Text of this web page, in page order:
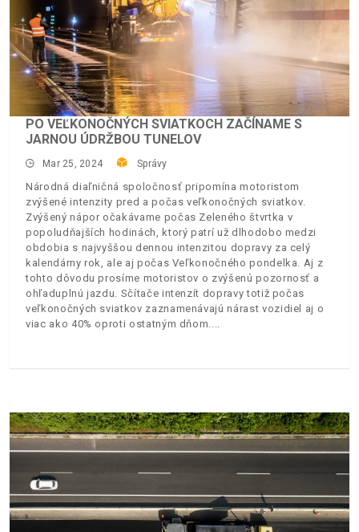
PO VEĽKONOČNÝCH SVIATKOCH ZAČÍNAME S
JARNOU ÚDRŽBOU TUNELOV
Mar 25, 2024 Správy
Národná diaľničná spoločnosť pripomína motoristom
zvýšené intenzity pred a počas veľkonočných sviatkov.
Zvýšený nápor očakávame počas Zeleného štvrtka v
popoludňajších hodinách, ktorý patrí už dlhodobo medzi
obdobia s najvyššou dennou intenzitou dopravy za celý
kalendárny rok, ale aj počas Veľkonočného pondelka. Aj z
tohto dôvodu prosíme motoristov o zvýšenú pozornosť a
ohľaduplnú jazdu. Sčítače intenzít dopravy totiž počas
veľkonočných sviatkov zaznamenávajú nárast vozidiel aj o
viac ako 40% oproti ostatným dňom.